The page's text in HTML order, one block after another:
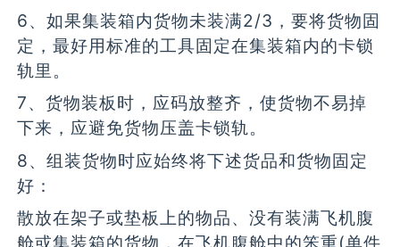
6、如果集装箱内货物未装满2/3，要将货物固
定，最好用标准的工具固定在集装箱内的卡锁
轨里。
7、货物装板时，应码放整齐，使货物不易掉
下来，应避免货物压盖卡锁轨。
8、组装货物时应始终将下述货品和货物固定
好：
散放在架子或垫板上的物品、没有装满飞机腹
舱或集装箱的货物，在飞机腹舱中的笨重(单件